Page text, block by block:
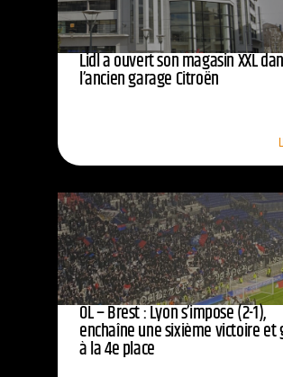
Lidl a ouvert son magasin XXL
l’ancien garage Citroën
OL – Brest : Lyon s’impose (2-1),
enchaîne une sixième victoire et
à la 4e place